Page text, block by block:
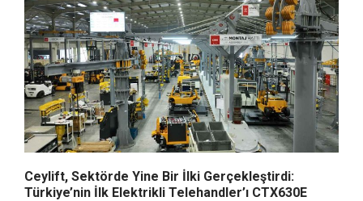
Ceylift, Sektörde Yine Bir İlki Gerçekleştirdi:
Türkiye’nin İlk Elektrikli Telehandler’ı CTX630E